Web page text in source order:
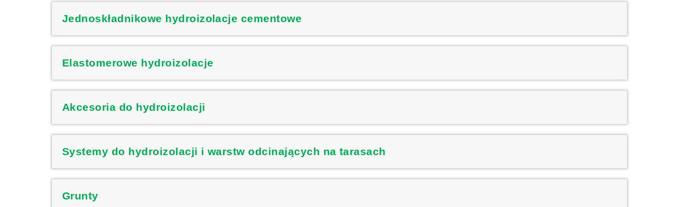
Jednoskładnikowe hydroizolacje cementowe
Elastomerowe hydroizolacje
Akcesoria do hydroizolacji
Systemy do hydroizolacji i warstw odcinających na tarasach
Grunty